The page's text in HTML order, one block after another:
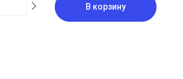
В корзину